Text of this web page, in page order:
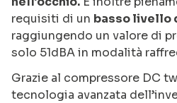
requisiti di un basso livello
raggiungendo un valore di
solo 51dBA in modalità
Grazie al compressore DC
tecnologia avanzata